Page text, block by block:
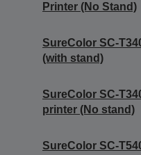
Printer (No Stand)
SureColor SC-
(with stand)
SureColor SC-
printer (No stand)
SureColor SC-